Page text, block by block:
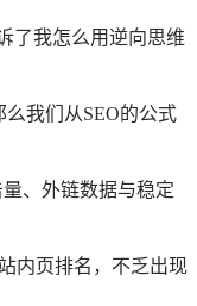
了我怎么用逆向思维
我们从SEO的公式
、外链数据与稳定
内页排名，不乏出现